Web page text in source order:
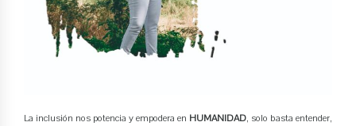
La inclusión nos potencia y empodera en HUMANIDAD, solo basta entender,